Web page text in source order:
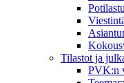
Tilastot ja
PVK:n